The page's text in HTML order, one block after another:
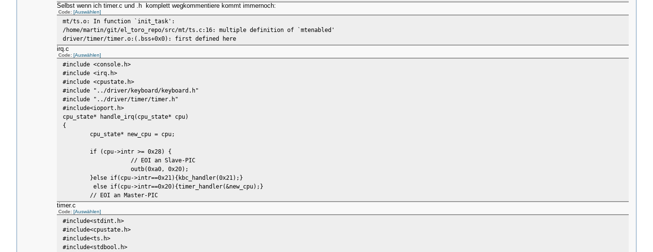
Selbst wenn ich timer.c und .h komplett wegkommentiere kommt immernoch:
Code:[Auswählen]
mt/ts.o: In function `init_task':
/home/martin/git/el_toro_repo/src/mt/ts.c:16: multiple definition of `mtenabled'
driver/timer/timer.o:(.bss+0x0): first defined here
irq.c
Code:[Auswählen]
#include <console.h>
#include <irq.h>
#include <cpustate.h>
#include "../driver/keyboard/keyboard.h"
#include "../driver/timer/timer.h"
#include<ioport.h>
cpu_state* handle_irq(cpu_state* cpu)
{
cpu_state* new_cpu = cpu;
if (cpu->intr >= 0x28) {
// EOI an Slave-PIC
outb(0xa0, 0x20);
}else if(cpu->intr==0x21){kbc_handler(0x21);}
else if(cpu->intr==0x20){timer_handler(&new_cpu);}
// EOI an Master-PIC
outb(0x20, 0x20);
return new_cpu;
}
timer.c
Code:[Auswählen]
#include<stdint.h>
#include<cpustate.h>
#include<ts.h>
#include<stdbool.h>